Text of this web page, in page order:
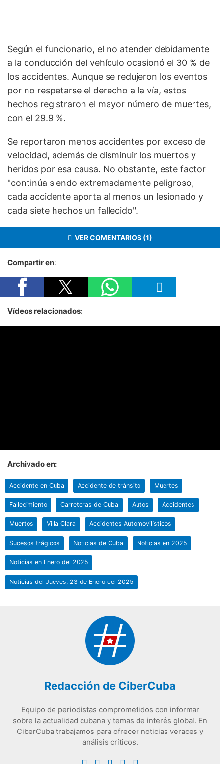
Según el funcionario, el no atender debidamente
a la conducción del vehículo ocasionó el 30 % de
los accidentes. Aunque se redujeron los eventos
por no respetarse el derecho a la vía, estos
hechos registraron el mayor número de muertes,
con el 29.9 %.
Se reportaron menos accidentes por exceso de
velocidad, además de disminuir los muertos y
heridos por esa causa. No obstante, este factor
"continúa siendo extremadamente peligroso,
cada accidente aporta al menos un lesionado y
cada siete hechos un fallecido".
VER COMENTARIOS (1)
Compartir en:
Vídeos relacionados:
Archivado en:
Accidente en Cuba Accidente de tránsito Muertes
Fallecimiento Carreteras de Cuba Autos Accidentes
Muertos Villa Clara Accidentes Automovilísticos
Sucesos trágicos Noticias de Cuba Noticias en 2025
Noticias en Enero del 2025
Noticias del Jueves, 23 de Enero del 2025
Redacción de CiberCuba
Equipo de periodistas comprometidos con informar
sobre la actualidad cubana y temas de interés global. En
CiberCuba trabajamos para ofrecer noticias veraces y
análisis críticos.